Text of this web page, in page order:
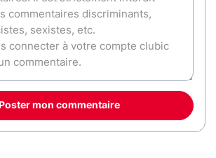
Poster mon commentaire